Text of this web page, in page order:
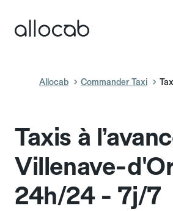
Allocab Commander Taxi
Taxis à
Villenave-
24h/24 - 7j/7